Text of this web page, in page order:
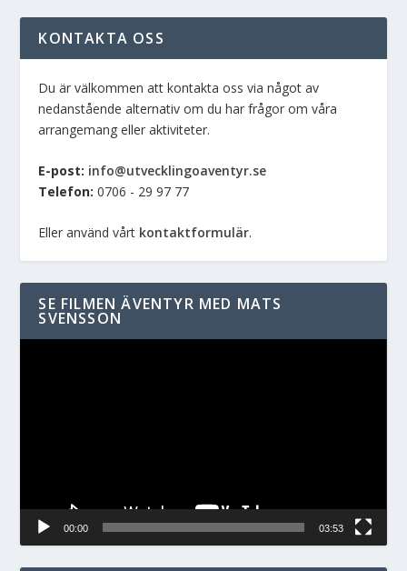
KONTAKTA OSS
Du är välkommen att kontakta oss via något av
nedanstående alternativ om du har frågor om våra
arrangemang eller aktiviteter.
E-post: info@utvecklingoaventyr.se
Telefon: 0706 - 29 97 77
Eller använd vårt kontaktformulär.
SE FILMEN ÄVENTYR MED MATS
SVENSSON
00:00 03:53